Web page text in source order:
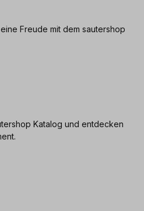
Freude mit dem sautershop
Katalog und entdecken